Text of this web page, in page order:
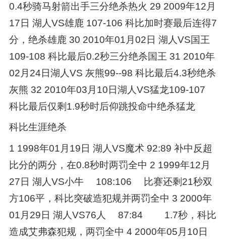
0.4秒骑马射箭出手三分绝杀热火 29 2009年12月
17日 湖人VS雄鹿 107-106 科比加时赛最后连得7
分，绝杀雄鹿 30 2010年01月02日 湖人VS国王
109-108 科比最后0.2秒三分绝杀国王 31 2010年
02月24日湖人VS 灰熊99--98 科比最后4.3秒绝杀
灰熊 32 2010年03月10日湖人VS猛龙109-107
科比最后仅剩1.9秒时后仰跳投命中绝杀猛龙
科比生涯绝杀
1 1998年01月19日 湖人VS魔术 92:89 补中反超
比分的两分，在0.8秒时两罚全中 2 1999年12月
27日 湖人VS小牛 108:106 比赛还剩21秒双
方106平，科比突破造犯规并两罚全中 3 2000年
01月29日 湖人VS76人 87:84 1.7秒，科比
造成艾弗森犯规，两罚全中 4 2000年05月10日